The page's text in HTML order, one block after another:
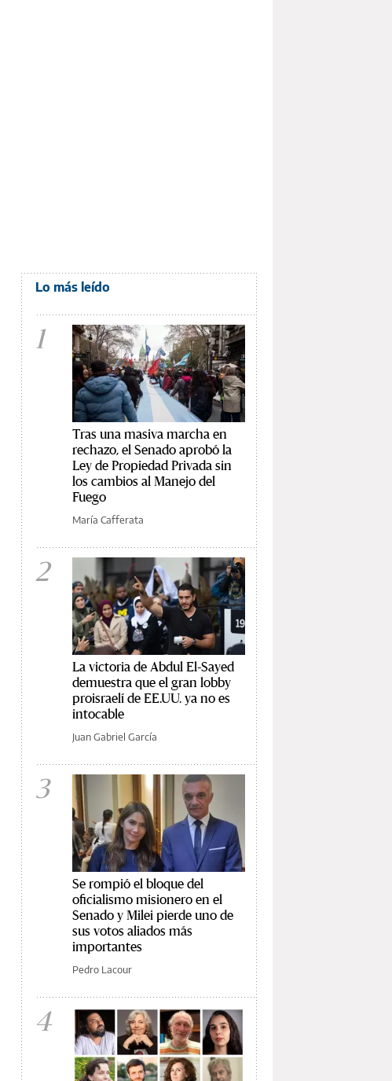
Lo más leído
1
Tras una masiva marcha en
rechazo, el Senado aprobó la
Ley de Propiedad Privada sin
los cambios al Manejo del
Fuego
María Cafferata
2
La victoria de Abdul El-Sayed
demuestra que el gran lobby
proisraelí de EE.UU. ya no es
intocable
Juan Gabriel García
3
Se rompió el bloque del
oficialismo misionero en el
Senado y Milei pierde uno de
sus votos aliados más
importantes
Pedro Lacour
4